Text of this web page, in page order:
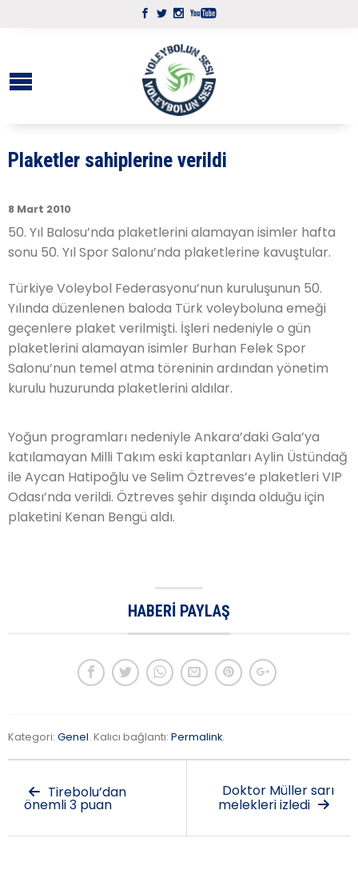
Plaketler sahiplerine verildi
8 Mart 2010
50. Yıl Balosu’nda plaketlerini alamayan isimler hafta
sonu 50. Yıl Spor Salonu’nda plaketlerine kavuştular.
Türkiye Voleybol Federasyonu’nun kuruluşunun 50.
Yılında düzenlenen baloda Türk voleyboluna emeği
geçenlere plaket verilmişti. İşleri nedeniyle o gün
plaketlerini alamayan isimler Burhan Felek Spor
Salonu’nun temel atma töreninin ardından yönetim
kurulu huzurunda plaketlerini aldılar.
Yoğun programları nedeniyle Ankara’daki Gala’ya
katılamayan Milli Takım eski kaptanları Aylin Üstündağ
ile Aycan Hatipoğlu ve Selim Öztreves’e plaketleri VIP
Odası’nda verildi. Öztreves şehir dışında olduğu için
plaketini Kenan Bengü aldı.
HABERI PAYLAŞ
Kategori: Genel. Kalıcı bağlantı: Permalink.
Tirebolu’dan
önemli 3 puan
Doktor Müller sarı
melekleri izledi